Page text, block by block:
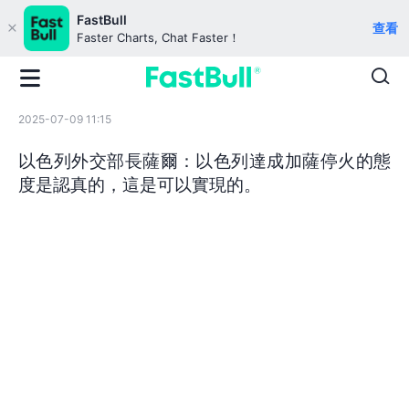
FastBull
Faster Charts, Chat Faster！
查看
2025-07-09 11:15
以色列外交部長薩爾：以色列達成加薩停火的態
度是認真的，這是可以實現的。